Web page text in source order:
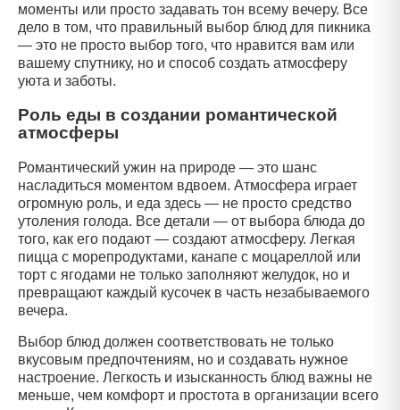
моменты или просто задавать тон всему вечеру. Все
дело в том, что правильный выбор блюд для пикника
— это не просто выбор того, что нравится вам или
вашему спутнику, но и способ создать атмосферу
уюта и заботы.
Роль еды в создании романтической
атмосферы
Романтический ужин на природе — это шанс
насладиться моментом вдвоем. Атмосфера играет
огромную роль, и еда здесь — не просто средство
утоления голода. Все детали — от выбора блюда до
того, как его подают — создают атмосферу. Легкая
пицца с морепродуктами, канапе с моцареллой или
торт с ягодами не только заполняют желудок, но и
превращают каждый кусочек в часть незабываемого
вечера.
Выбор блюд должен соответствовать не только
вкусовым предпочтениям, но и создавать нужное
настроение. Легкость и изысканность блюд важны не
меньше, чем комфорт и простота в организации всего